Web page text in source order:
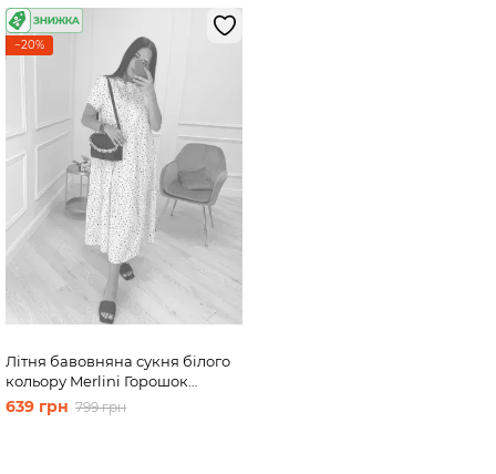
−20%
Літня бавовняна сукня білого
кольору Merlini Горошок
700000023, розмір 50-52
639 грн 799 грн